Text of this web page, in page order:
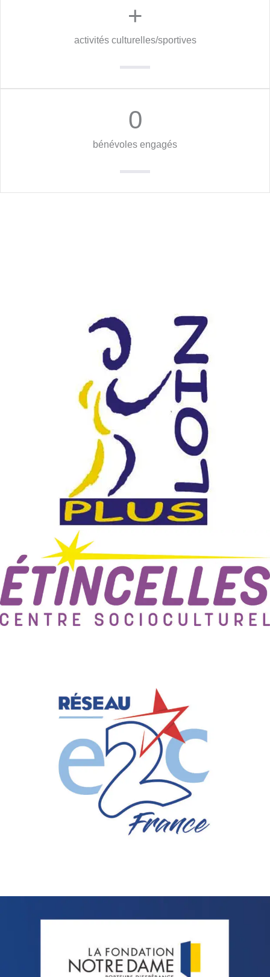
activités culturelles/sportives
+
bénévoles engagés
0